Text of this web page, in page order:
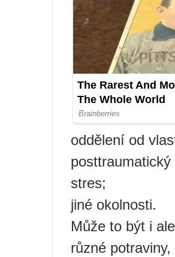
oddělení od
posttraumatický
stres;
jiné okolnosti.
Může to být i
různé